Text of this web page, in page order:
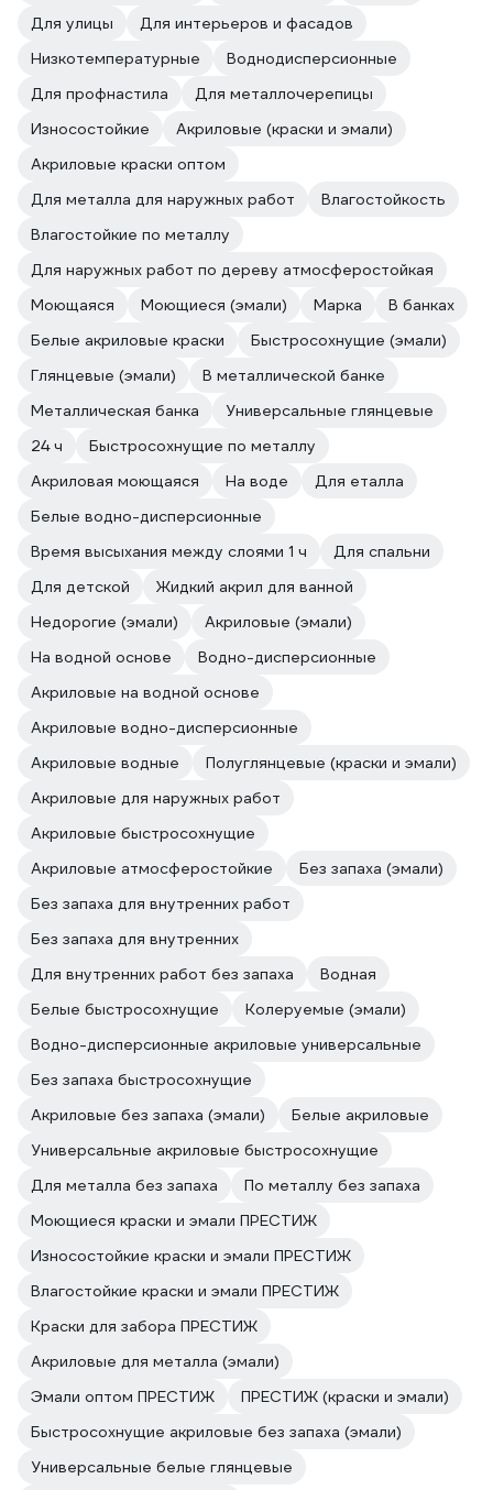
Для улицы
Для интерьеров и фасадов
Низкотемпературные
Воднодисперсионные
Для профнастила
Для металлочерепицы
Износостойкие
Акриловые (краски и эмали)
Акриловые краски оптом
Для металла для наружных работ
Влагостойкость
Влагостойкие по металлу
Для наружных работ по дереву атмосферостойкая
Моющаяся
Моющиеся (эмали) Марка
В банках
Белые акриловые краски
Быстросохнущие (эмали)
Глянцевые (эмали)
В металлической банке
Металлическая банка
Универсальные глянцевые
24 ч
Быстросохнущие по металлу
Акриловая моющаяся
На воде
Для еталла
Белые водно-дисперсионные
Время высыхания между слоями 1 ч
Для спальни
Для детской
Жидкий акрил для ванной
Недорогие (эмали)
Акриловые (эмали)
На водной основе
Водно-дисперсионные
Акриловые на водной основе
Акриловые водно-дисперсионные
Акриловые водные
Полуглянцевые (краски и эмали)
Акриловые для наружных работ
Акриловые быстросохнущие
Акриловые атмосферостойкие
Без запаха (эмали)
Без запаха для внутренних работ
Без запаха для внутренних
Для внутренних работ без запаха
Водная
Белые быстросохнущие
Колеруемые (эмали)
Водно-дисперсионные акриловые универсальные
Без запаха быстросохнущие
Акриловые без запаха (эмали)
Белые акриловые
Универсальные акриловые быстросохнущие
Для металла без запаха
По металлу без запаха
Моющиеся краски и эмали ПРЕСТИЖ
Износостойкие краски и эмали ПРЕСТИЖ
Влагостойкие краски и эмали ПРЕСТИЖ
Краски для забора ПРЕСТИЖ
Акриловые для металла (эмали)
Эмали оптом ПРЕСТИЖ
ПРЕСТИЖ (краски и эмали)
Быстросохнущие акриловые без запаха (эмали)
Универсальные белые глянцевые